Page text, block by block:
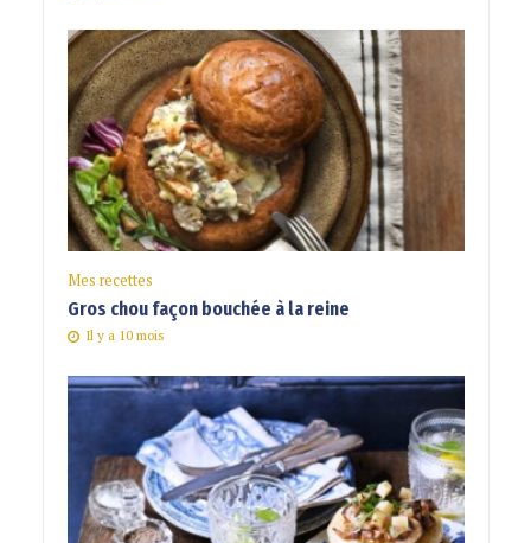
Mes recettes
Gros chou façon bouchée à la reine
Il y a 10 mois